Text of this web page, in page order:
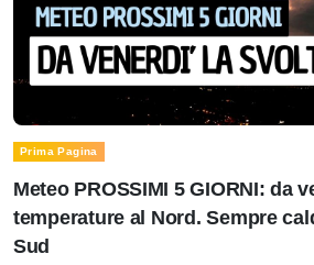
Prima Pagina
Meteo PROSSIMI 5 GIORNI: da
temperature al Nord. Sempre
Sud